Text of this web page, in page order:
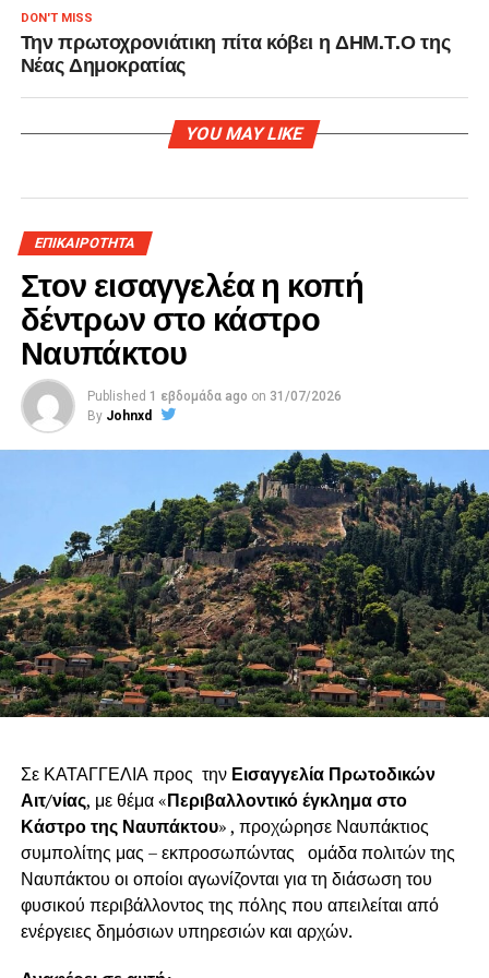
DON'T MISS
Την πρωτοχρονιάτικη πίτα κόβει η ΔΗΜ.Τ.Ο της
Νέας Δημοκρατίας
YOU MAY LIKE
ΕΠΙΚΑΙΡΟΤΗΤΑ
Στον εισαγγελέα η κοπή
δέντρων στο κάστρο
Ναυπάκτου
Published 1 εβδομάδα ago on 31/07/2026
By Johnxd
Σε ΚΑΤΑΓΓΕΛΙΑ προς την Εισαγγελία Πρωτοδικών
Αιτ/νίας, με θέμα «Περιβαλλοντικό έγκλημα στο
Κάστρο της Ναυπάκτου» , προχώρησε Ναυπάκτιος
συμπολίτης μας – εκπροσωπώντας ομάδα πολιτών της
Ναυπάκτου οι οποίοι αγωνίζονται για τη διάσωση του
φυσικού περιβάλλοντος της πόλης που απειλείται από
ενέργειες δημόσιων υπηρεσιών και αρχών.